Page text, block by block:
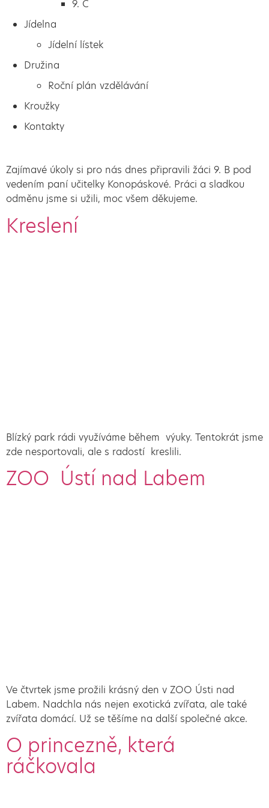
9. C
Jídelna
Jídelní lístek
Družina
Roční plán vzdělávání
Kroužky
Kontakty
Zajímavé úkoly si pro nás dnes připravili žáci 9. B pod
vedením paní učitelky Konopáskové. Práci a sladkou
odměnu jsme si užili, moc všem děkujeme.
Kreslení
Blízký park rádi využíváme během výuky. Tentokrát jsme
zde nesportovali, ale s radostí kreslili.
ZOO Ústí nad Labem
Ve čtvrtek jsme prožili krásný den v ZOO Ústi nad
Labem. Nadchla nás nejen exotická zvířata, ale také
zvířata domácí. Už se těšíme na další společné akce.
O princezně, která
ráčkovala